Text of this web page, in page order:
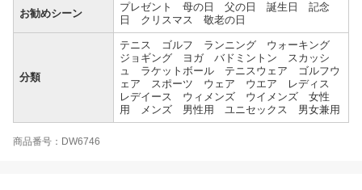
お勧めシーン
プレゼント 母の日 父の日 誕生日 記念
日 クリスマス 敬老の日
分類
テニス ゴルフ ランニング ウォーキング
ジョギング ヨガ バドミントン スカッシ
ュ ラケットボール テニスウェア ゴルフウ
ェア スポーツ ウェア ウエア レディス
レデイース ウィメンズ ウイメンズ 女性
用 メンズ 男性用 ユニセックス 男女兼用
商品番号：DW6746